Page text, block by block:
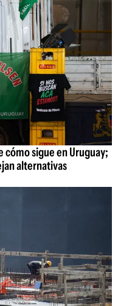
cómo sigue en Uruguay;
alternativas